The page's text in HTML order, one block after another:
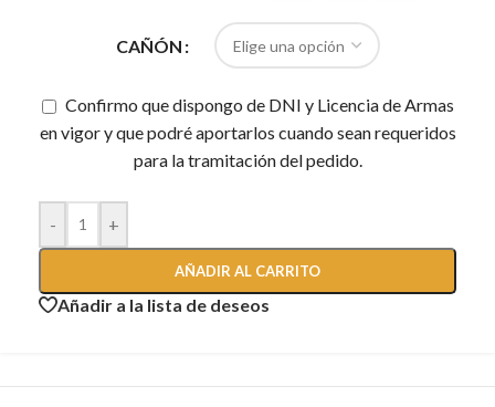
CAÑÓN
Confirmo que dispongo de DNI y Licencia de Armas
en vigor y que podré aportarlos cuando sean requeridos
para la tramitación del pedido.
- +
AÑADIR AL CARRITO
Añadir a la lista de deseos